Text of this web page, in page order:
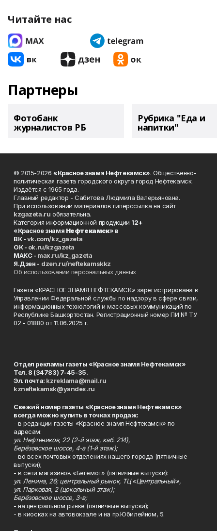
Читайте нас
Партнеры
Фотобанк
журналистов РБ
Рубрика "Еда и
напитки"
© 2015-2026 «Красное знамя Нефтекамск». Общественно-
политическая газета городского округа город Нефтекамск.
Издаётся с 1965 года.
Главный редактор - Сабитова Людмила Валерьяновна.
При использовании материалов гиперссылка на сайт
kzgazeta.ru обязательна.
Категория информационной продукции 12+
«Красное знамя Нефтекамск» в
ВК -vk.com/kz_gazeta
ОК - ok.ru/kzgazeta
MAKC - max.ru/kz_gazeta
Я.Дзен - dzen.ru/neftekamskkz
Об использовании персональных данных
Газета «КРАСНОЕ ЗНАМЯ НЕФТЕКАМСК» зарегистрирована в
Управлении Федеральной службы по надзору в сфере связи,
информационных технологий и массовых коммуникаций по
Республике Башкортостан. Регистрационный номер ПИ № ТУ
02 - 01880 от 11.06.2025 г.
Отдел рекламы газеты «Красное знамя Нефтекамск»
Тел. 8 (34783) 7-45-35.
Эл. почта: kzreklama@mail.ru
kzneftekamsk@yandex.ru
Свежий номер газеты «Красное знамя Нефтекамск»
всегда можно купить в точках продаж:
- в редакции газеты «Красное знамя Нефтекамск» по
адресам:
ул. Нефтяников, 22 (2-й этаж, каб. 214),
Берёзовское шоссе, 4-а (1-й этаж);
- во всех почтовых отделениях нашего города (пятничные
выпуски);
- в сети магазинов «Бегемот» (пятничные выпуски):
ул. Ленина, 26; центральный рынок, ТЦ «Центральный»,
ул. Парковая, 2 (цокольный этаж);
Берёзовское шоссе, 3-в;
- на центральном рынке (пятничные выпуски);
- в киосках на автовокзале и на пр.Юбилейном, 5.